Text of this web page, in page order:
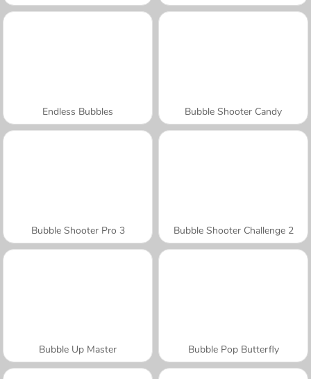
Endless Bubbles Bubble Shooter Candy
Bubble Shooter Pro 3 Bubble Shooter Challenge 2
Bubble Up Master Bubble Pop Butterfly